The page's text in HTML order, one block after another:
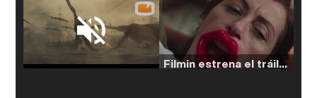
Loaded:
Filmin estrena el tráiler de 'Millennial Mal', su nueva comedia universitaria de la mano de Lorena Iglesias